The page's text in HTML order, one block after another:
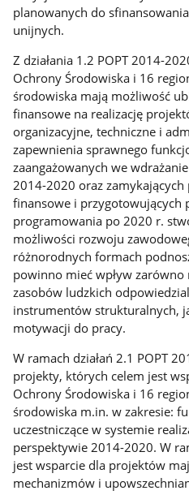
planowanych do
unijnych.
Z działania 1.2 POPT 2014-
Ochrony Środowiska i 16
środowiska mają możliwość
finansowe na realizację
organizacyjne, techniczne i
zapewnienia sprawnego
zaangażowanych we
2014-2020 oraz
finansowe i przygotowujących
programowania po 2020 r.
możliwości rozwoju
różnorodnych formach
powinno mieć wpływ
zasobów ludzkich
instrumentów strukturalnych,
motywacji do pracy.
W ramach działań 2.1 POPT
projekty, których celem jest
Ochrony Środowiska i 16
środowiska m.in. w zakresie:
uczestniczące w systemie
perspektywie 2014-2020. W
jest wsparcie dla projektów
mechanizmów i